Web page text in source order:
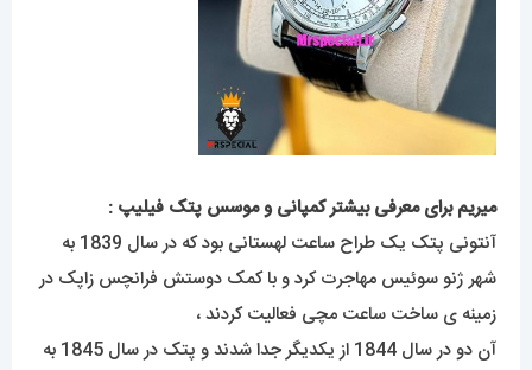
میریم برای معرفی بیشتر کمپانی و موسس پتک فیلیپ :
آنتونی پتک یک طراح ساعت لهستانی بود که در سال 1839 به
شهر ژنو سوئیس مهاجرت کرد و با کمک دوستش فرانچس زاپک در
زمینه ی ساخت ساعت مچی فعالیت کردند ،
آن دو در سال 1844 از یکدیگر جدا شدند و پتک در سال 1845 به